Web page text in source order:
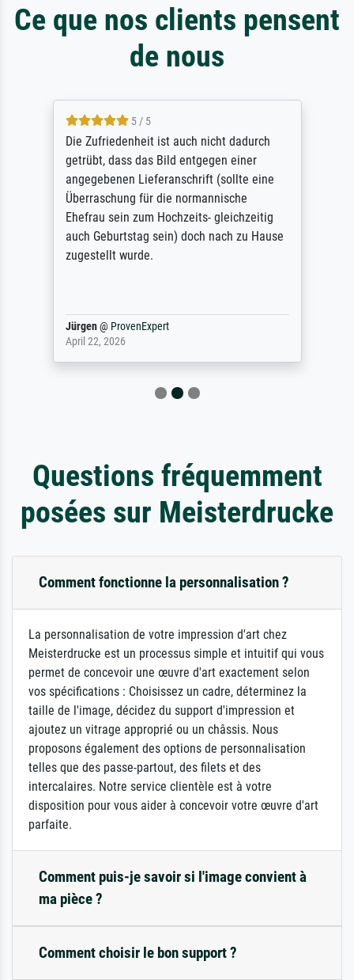
Ce que nos clients pensent
de nous
5 / 5
Die Zufriedenheit ist auch nicht dadurch
getrübt, dass das Bild entgegen einer
angegebenen Lieferanschrift (sollte eine
Überraschung für die normannische
Ehefrau sein zum Hochzeits- gleichzeitig
auch Geburtstag sein) doch nach zu Hause
zugestellt wurde.
Jürgen@ ProvenExpert
April 22, 2026
Questions fréquemment
posées sur Meisterdrucke
Comment fonctionne la personnalisation ?
La personnalisation de votre impression d'art chez
Meisterdrucke est un processus simple et intuitif qui vous
permet de concevoir une œuvre d'art exactement selon
vos spécifications : Choisissez un cadre, déterminez la
taille de l'image, décidez du support d'impression et
ajoutez un vitrage approprié ou un châssis. Nous
proposons également des options de personnalisation
telles que des passe-partout, des filets et des
intercalaires. Notre service clientèle est à votre
disposition pour vous aider à concevoir votre œuvre d'art
parfaite.
Comment puis-je savoir si l'image convient à
ma pièce ?
Comment choisir le bon support ?